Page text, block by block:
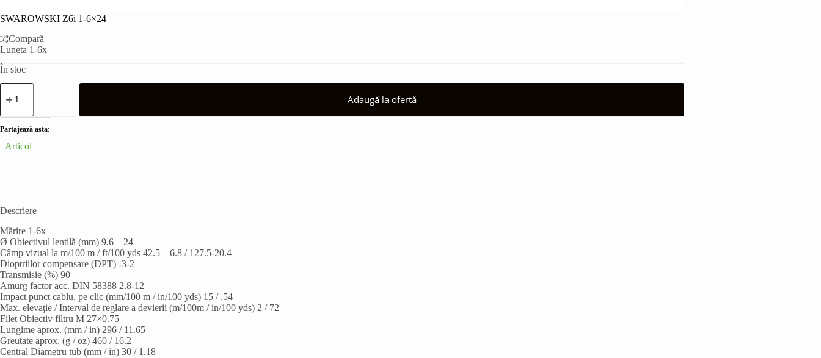
SWAROWSKI Z6i 1-6×24
Compară
Luneta 1-6x
În stoc
Cantitate
SWAROWSKI
1-
6x24
Adaugă la ofertă
Partajează asta:
Articol
Descriere
Mărire 1-6x
Ø Obiectivul lentilă (mm) 9.6 – 24
Câmp vizual la m/100 m / ft/100 yds 42.5 – 6.8 / 127.5-20.4
Dioptriilor compensare (DPT) -3-2
Transmisie (%) 90
Amurg factor acc. DIN 58388 2.8-12
Impact punct cablu. pe clic (mm/100 m / in/100 yds) 15 / .54
Max. elevaţie / Interval de reglare a devierii (m/100m / in/100 yds) 2 / 72
Filet Obiectiv filtru M 27×0.75
Lungime aprox. (mm / in) 296 / 11.65
Greutate aprox. (g / oz) 460 / 16.2
Central Diametru tub (mm / in) 30 / 1.18